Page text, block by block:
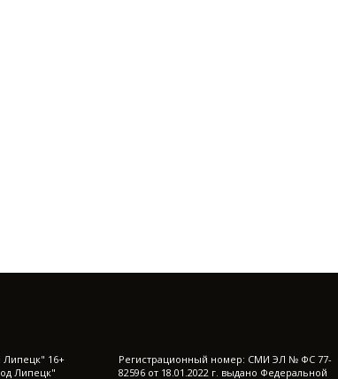
Липецк" 16+
Липецк"
Регистрационный номер: СМИ ЭЛ № ФС 77-
82596 от 18.01.2022 г. выдано Федеральной